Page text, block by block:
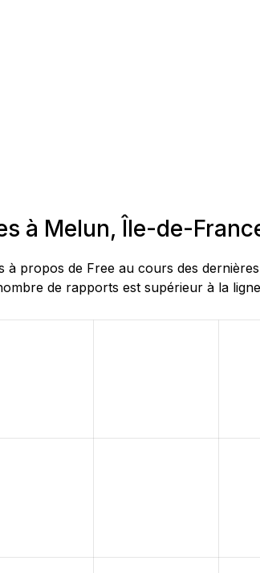
à Melun, Île-de-
propos de Free au cours des
de rapports est supérieur à la